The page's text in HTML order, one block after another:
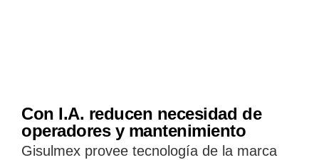
Con I.A. reducen necesidad de
operadores y mantenimiento
Gisulmex provee tecnología de la marca